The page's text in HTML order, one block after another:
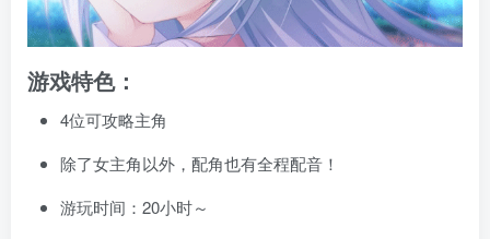
游戏特色：
4位可攻略主角
除了女主角以外，配角也有全程配音！
游玩时间：20小时～